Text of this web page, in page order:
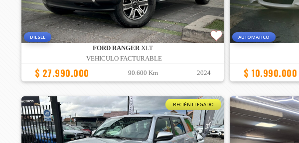
DIESEL
FORD RANGERXLT
VEHICULO FACTURABLE
$ 27.990.000 90.600 Km 2024
AUTOMATICO
$ 10.990.000
RECIÉN LLEGADO